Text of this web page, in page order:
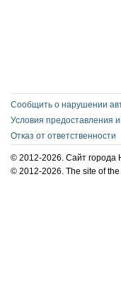
Сообщить о нарушении
Условия предоставления
Отказ от ответственности
© 2012-2026. Сайт города
© 2012-2026. The site of